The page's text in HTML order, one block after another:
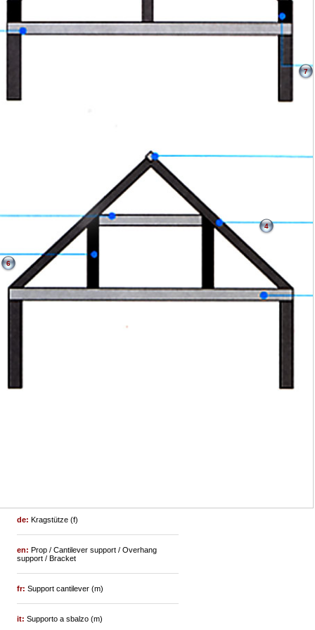
4
6
7
de:Kragstütze (f)
en:Prop / Cantilever support / Overhang
support / Bracket
fr:Support cantilever (m)
it:Supporto a sbalzo (m)